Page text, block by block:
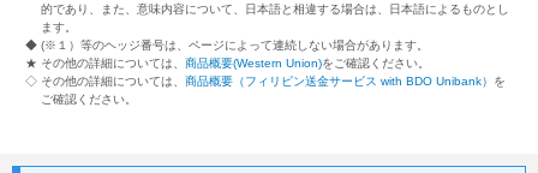
的であり、また、意味内容について、日本語と相違する場合は、日本語によるものとし
ます。
◆ (※１）等のヘッジ番号は、ページによって連続しない場合があります。
★ その他の詳細については、 商品概要(Western Union)をご確認ください。
◇ その他の詳細については、 商品概要（フィリピン送金サービス with BDO Unibank） を
ご確認ください。